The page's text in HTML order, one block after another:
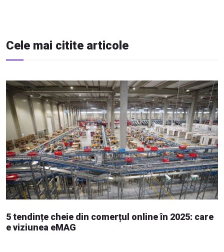
Cele mai citite articole
5 tendințe cheie din comerțul online în 2025: care
e viziunea eMAG